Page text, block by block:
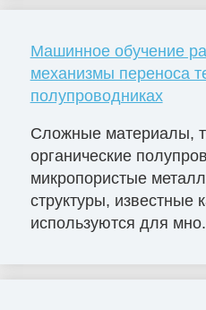
Машинное обучение
механизмы переноса
полупроводниках
Сложные материалы,
органические
микропористые
структуры, известные
используются для